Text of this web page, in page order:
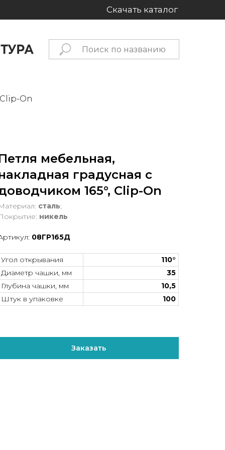
Скачать каталог
On
мебельная,
градусная с
165°, Clip-On
сталь;
никель
08ГР165Д
Угол открывания
110°
Диаметр чашки, мм
35
Глубина чашки, мм
10,5
Штук в упаковке
100
Заказать